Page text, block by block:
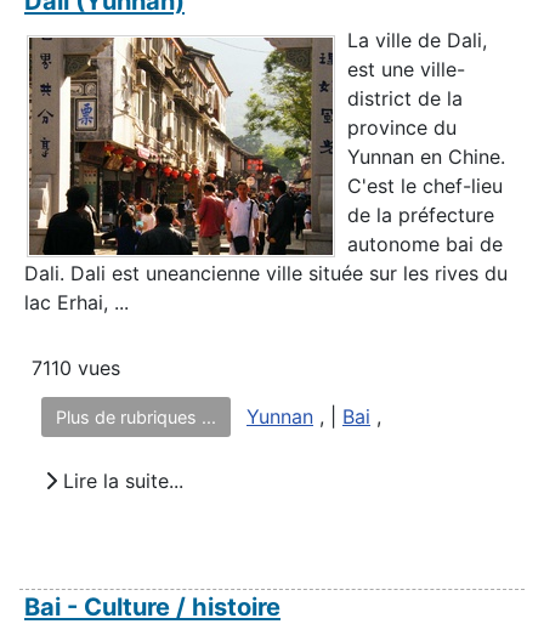
La ville de Dali,
est une ville-
district de la
province du
Yunnan en Chine.
C'est le chef-lieu
de la préfecture
autonome bai de
Dali. Dali est uneancienne ville située sur les rives du
lac Erhai, ...
7110 vues
Plus de rubriques ... Yunnan , | Bai ,
Lire la suite...
Bai - Culture / histoire